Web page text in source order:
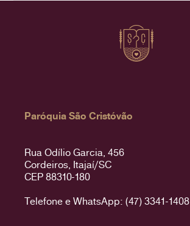
Paróquia São Cristóvão
Rua Odílio Garcia, 456
Cordeiros, Itajaí/SC
CEP 88310-180
Telefone e WhatsApp: (47) 3341-1408